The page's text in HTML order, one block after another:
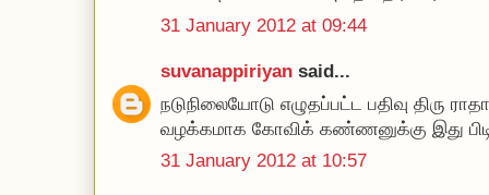
31 January 2012 at 09:44
suvanappiriyan said...
நடுநிலையோடு எழுதப்பட்ட பதிவு திரு
வழக்கமாக கோவிக் கண்ணனுக்கு இது
31 January 2012 at 10:57